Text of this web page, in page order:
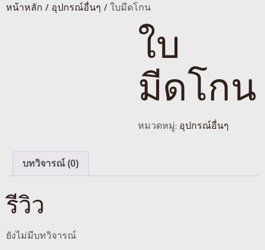
หน้าหลัก / อุปกรณ์อื่นๆ / ใบมีดโกน
ใบ
มีดโกน
หมวดหมู่: อุปกรณ์อื่นๆ
บทวิจารณ์ (0)
รีวิว
ยังไม่มีบทวิจารณ์